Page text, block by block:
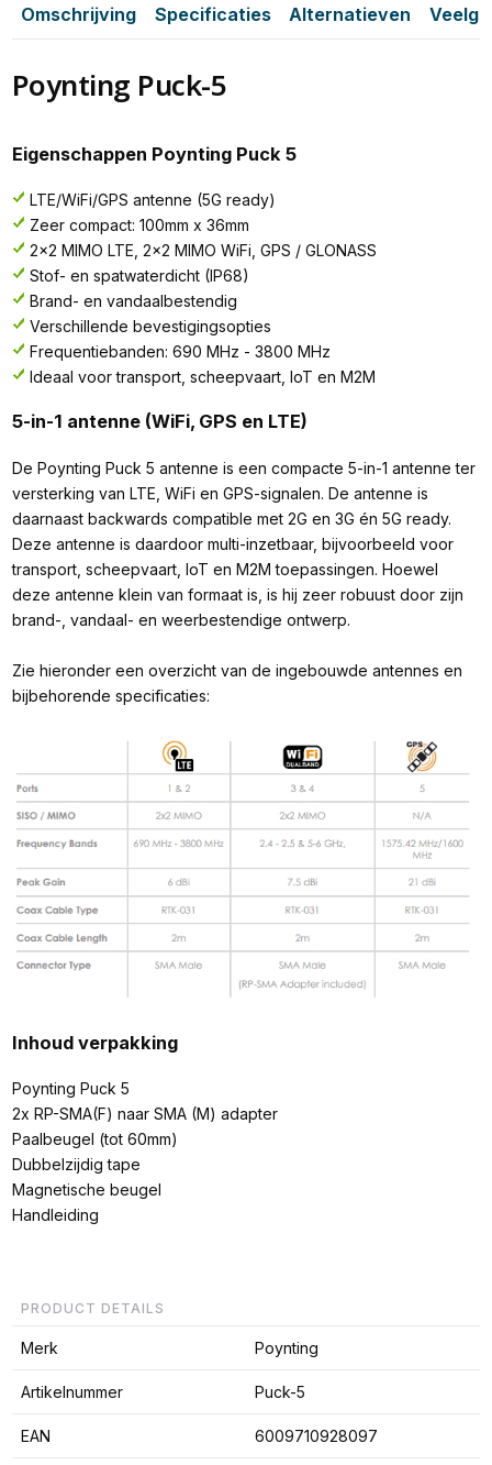
Omschrijving Specificaties Alternatieven
Poynting Puck-5
Eigenschappen Poynting Puck 5
LTE/WiFi/GPS antenne (5G ready)
Zeer compact: 100mm x 36mm
2x2 MIMO LTE, 2x2 MIMO WiFi, GPS / GLONASS
Stof- en spatwaterdicht (IP68)
Brand- en vandaalbestendig
Verschillende bevestigingsopties
Frequentiebanden: 690 MHz - 3800 MHz
Ideaal voor transport, scheepvaart, IoT en M2M
5-in-1 antenne (WiFi, GPS en LTE)
De Poynting Puck 5 antenne is een compacte 5-in-1 antenne ter
versterking van LTE, WiFi en GPS-signalen. De antenne is
daarnaast backwards compatible met 2G en 3G én 5G ready.
Deze antenne is daardoor multi-inzetbaar, bijvoorbeeld voor
transport, scheepvaart, IoT en M2M toepassingen. Hoewel
deze antenne klein van formaat is, is hij zeer robuust door zijn
brand-, vandaal- en weerbestendige ontwerp.
Zie hieronder een overzicht van de ingebouwde antennes en
bijbehorende specificaties:
Inhoud verpakking
Poynting Puck 5
2x RP-SMA(F) naar SMA (M) adapter
Paalbeugel (tot 60mm)
Dubbelzijdig tape
Magnetische beugel
Handleiding
PRODUCT DETAILS
Merk Poynting
Artikelnummer Puck-5
EAN 6009710928097